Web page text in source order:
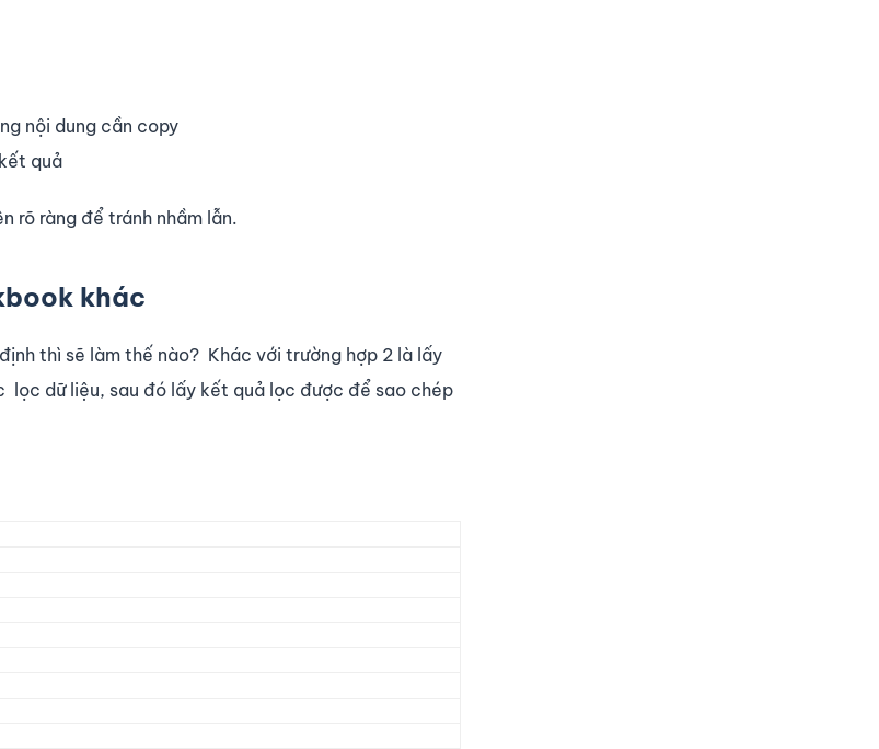
nội dung cần copy
quả
rõ ràng để tránh nhầm lẫn.
khác
thì sẽ làm thế nào? Khác với trường hợp 2 là lấy
dữ liệu, sau đó lấy kết quả lọc được để sao chép